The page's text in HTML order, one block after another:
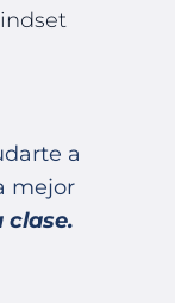
a
mejor
clase.